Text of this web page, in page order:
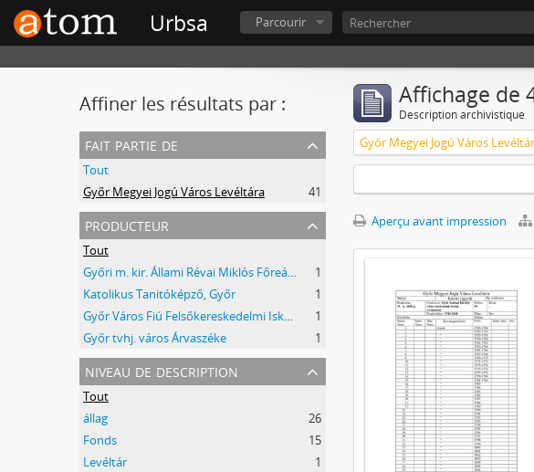
Urbsa Parcourir
Affiner les résultats par :
fait partie de
Tout
Győr Megyei Jogú Város Levéltára
41
producteur
Tout
Győri m. kir. Állami Révai Miklós Főreáliskola
1
Katolikus Tanitóképző, Győr
1
Győr Város Fiú Felsőkereskedelmi Iskolája
1
Győr tvhj. város Árvaszéke
1
niveau de description
Tout
állag
26
Fonds
15
Levéltár
1
Affichage de
Description archivistique
Győr Megyei Jogú Város
Aperçu avant impression